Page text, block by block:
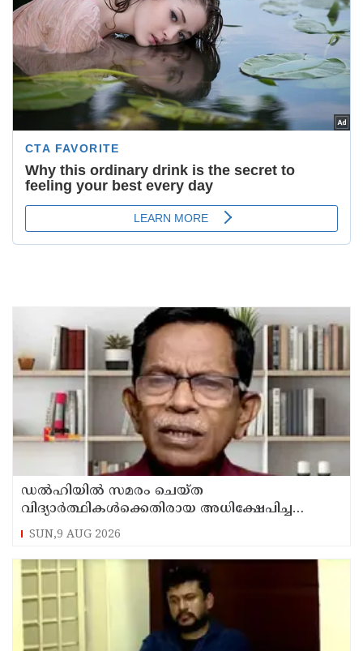
ഡൽഹിയിൽ സമരം ചെയ്ത
വിദ്യാർത്ഥികൾക്കെതിരായ അധിക്ഷേപിച്ച
കേസില്‍ സംഘപരിവാർ സഹയാത്രികൻ ടി ജി
SUN,9 AUG 2026